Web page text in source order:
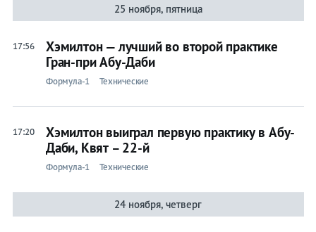
25 ноября, пятница
17:56
Хэмилтон — лучший во второй практике
Гран-при Абу-Даби
Формула-1 Технические
17:20
Хэмилтон выиграл первую практику в Абу-
Даби, Квят – 22-й
Формула-1 Технические
24 ноября, четверг